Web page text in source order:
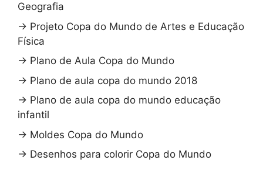
Geografia
→ Projeto Copa do Mundo de Artes e Educação
Física
→ Plano de Aula Copa do Mundo
→ Plano de aula copa do mundo 2018
→ Plano de aula copa do mundo educação
infantil
→ Moldes Copa do Mundo
→ Desenhos para colorir Copa do Mundo